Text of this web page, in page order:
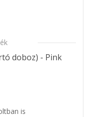
doboz) - Pink
is